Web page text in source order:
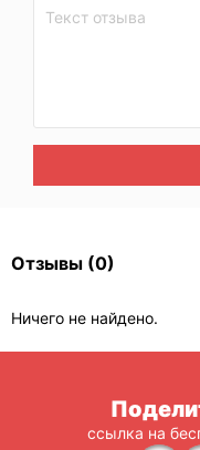
Отзывы (0)
Ничего не найдено.
ссылка на